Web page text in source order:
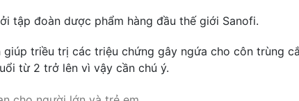
tập đoàn dược phẩm hàng đầu thế giới Sanofi.
triều trị các triệu chứng gây ngứa cho côn trùng
từ 2 trở lên vì vậy cần chú ý.